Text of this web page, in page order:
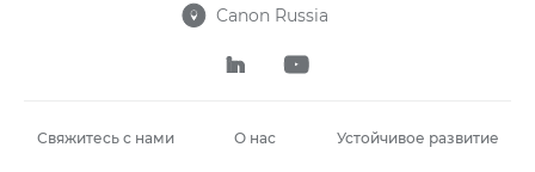
 Canon Russia
 
Свяжитесь с нами О нас Устойчивое развитие